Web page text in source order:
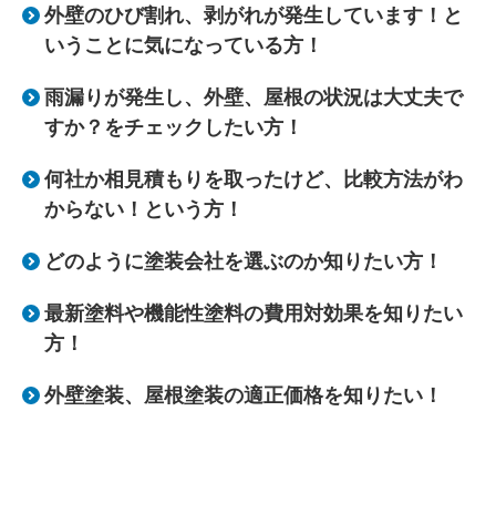
外壁のひび割れ、剥がれが発生しています！と
いうことに気になっている方！
雨漏りが発生し、外壁、屋根の状況は大丈夫で
すか？をチェックしたい方！
何社か相見積もりを取ったけど、比較方法がわ
からない！という方！
どのように塗装会社を選ぶのか知りたい方！
最新塗料や機能性塗料の費用対効果を知りたい
方！
外壁塗装、屋根塗装の適正価格を知りたい！